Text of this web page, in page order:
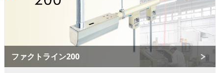
ファクトライン200